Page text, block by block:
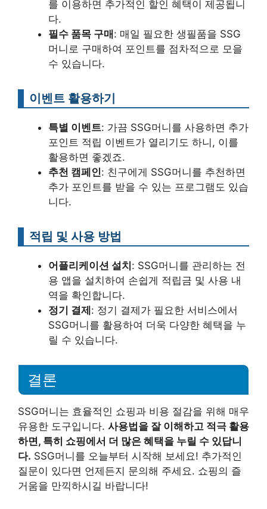
를 이용하면 추가적인 할인 혜택이 제공됩니
다.
필수 품목 구매: 매일 필요한 생필품을 SSG
머니로 구매하여 포인트를 점차적으로 모을
수 있습니다.
이벤트 활용하기
특별 이벤트: 가끔 SSG머니를 사용하면 추가
포인트 적립 이벤트가 열리기도 하니, 이를
활용하면 좋겠죠.
추천 캠페인: 친구에게 SSG머니를 추천하면
추가 포인트를 받을 수 있는 프로그램도 있습
니다.
적립 및 사용 방법
어플리케이션 설치: SSG머니를 관리하는 전
용 앱을 설치하여 손쉽게 적립금 및 사용 내
역을 확인합니다.
정기 결제: 정기 결제가 필요한 서비스에서
SSG머니를 활용하여 더욱 다양한 혜택을 누
릴 수 있습니다.
결론
SSG머니는 효율적인 쇼핑과 비용 절감을 위해 매우
유용한 도구입니다. 사용법을 잘 이해하고 적극 활용
하면, 특히 쇼핑에서 더 많은 혜택을 누릴 수 있답니
다. SSG머니를 오늘부터 시작해 보세요! 추가적인
질문이 있다면 언제든지 문의해 주세요. 쇼핑의 즐
거움을 만끽하시길 바랍니다!